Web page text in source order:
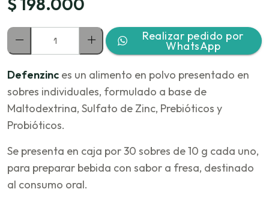
Realizar pedido por
WhatsApp
Defenzinc es un alimento en polvo presentado en
sobres individuales, formulado a base de
Maltodextrina, Sulfato de Zinc, Prebióticos y
Probióticos.
Se presenta en caja por 30 sobres de 10 g cada uno,
para preparar bebida con sabor a fresa, destinado
al consumo oral.